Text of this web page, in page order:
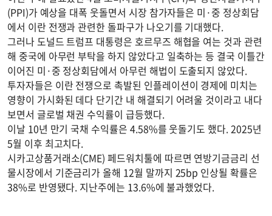
(PPI)가 예상을 대폭 웃돌면서 시장 참가자들은 미·중 정상회담
에서 이란 전쟁과 관련한 돌파구가 나오기를 기대했다.
그러나 도널드 트럼프 대통령은 호르무즈 해협을 여는 것과 관련
해 중국에 아무런 부탁을 하지 않았다고 일축하는 등 결국 이틀간
이어진 미·중 정상회담에서 아무런 해법이 도출되지 않았다.
투자자들은 이란 전쟁으로 촉발된 인플레이션이 경제에 미치는
영향이 가시화된 데다 단기간 내 해결되기 어려울 것이라고 내다
보면서 글로벌 채권 수익률이 급등했다.
이날 10년 만기 국채 수익률은 4.58%를 웃돌기도 했다. 2025년
5월 이후 최고치다.
시카고상품거래소(CME) 페드워치툴에 따르면 연방기금금리 선
물시장에서 기준금리가 올해 12월 말까지 25bp 인상될 확률은
38%로 반영됐다. 지난주에는 13.6%에 불과했었다.